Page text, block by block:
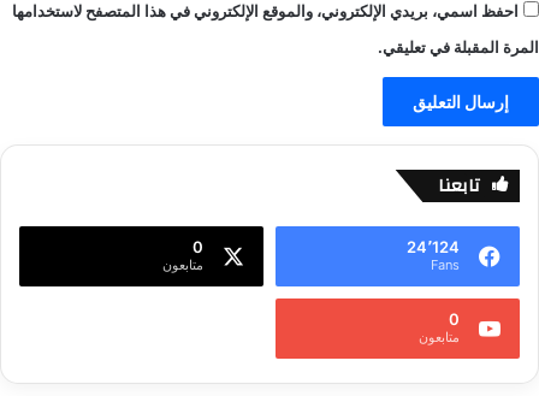
احفظ اسمي، بريدي الإلكتروني، والموقع الإلكتروني في هذا المتصفح لاستخدامها
المرة المقبلة في تعليقي.
تابعنا
24٬124
Fans
0
متابعون
0
متابعون